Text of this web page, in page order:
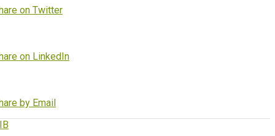
on Twitter
on LinkedIn
by Email